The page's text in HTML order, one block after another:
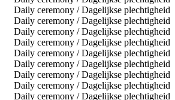
Daily ceremony / Dagelijkse plechtigheid
Daily ceremony / Dagelijkse plechtigheid
Daily ceremony / Dagelijkse plechtigheid
Daily ceremony / Dagelijkse plechtigheid
Daily ceremony / Dagelijkse plechtigheid
Daily ceremony / Dagelijkse plechtigheid
Daily ceremony / Dagelijkse plechtigheid
Daily ceremony / Dagelijkse plechtigheid
Daily ceremony / Dagelijkse plechtigheid